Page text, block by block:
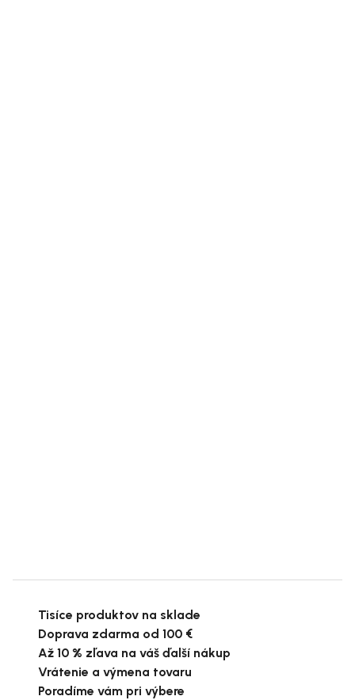
Tisíce produktov na sklade
Doprava zdarma od 100 €
Až 10 % zľava na váš ďalší nákup
Vrátenie a výmena tovaru
Poradíme vám pri výbere